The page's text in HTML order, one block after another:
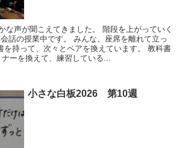
な声が聞こえてきました。 階段を上がっていく
話の授業中です。 みんな、座席を離れて立っ
を持って、次々とペアを換えています。 教科書
ーを換えて、練習している...
小さな白板2026 第10週